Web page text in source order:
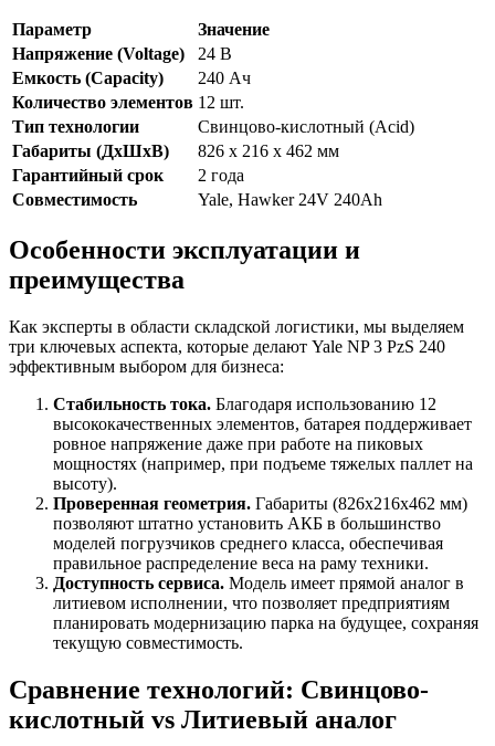
Параметр
Значение
Напряжение (Voltage)
24 В
Емкость (Capacity)
240 Ач
Количество элементов 12 шт.
Тип технологии
Свинцово-кислотный (Acid)
Габариты (ДхШхВ)
826 x 216 x 462 мм
Гарантийный срок
2 года
Совместимость
Yale, Hawker 24V 240Ah
Особенности эксплуатации и
преимущества
Как эксперты в области складской логистики, мы выделяем
три ключевых аспекта, которые делают Yale NP 3 PzS 240
эффективным выбором для бизнеса:
Стабильность тока. Благодаря использованию 12
высококачественных элементов, батарея поддерживает
ровное напряжение даже при работе на пиковых
мощностях (например, при подъеме тяжелых паллет на
высоту).
Проверенная геометрия. Габариты (826x216x462 мм)
позволяют штатно установить АКБ в большинство
моделей погрузчиков среднего класса, обеспечивая
правильное распределение веса на раму техники.
Доступность сервиса. Модель имеет прямой аналог в
литиевом исполнении, что позволяет предприятиям
планировать модернизацию парка на будущее, сохраняя
текущую совместимость.
Сравнение технологий: Свинцово-
кислотный vs Литиевый аналог